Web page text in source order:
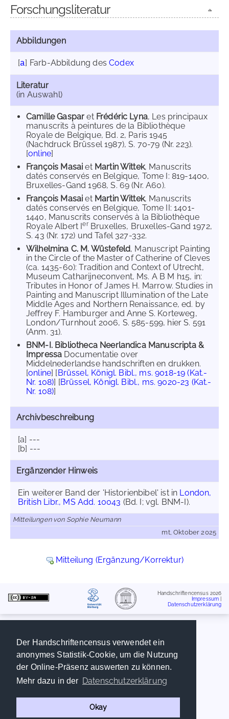
Der Handschriftencensus verwendet ein
anonymes Statistik-Cookie, um die Nutzung
der Online-Präsenz auswerten zu können.
Mehr dazu in der Datenschutzerklärung
Okay
Forschungsliteratur
Abbildungen
[a] Farb-Abbildung desCodex
Literatur
(in Auswahl)
Camille Gaspar et Frédéric Lyna, Les principaux
manuscrits à peintures de la Bibliothèque
Royale de Belgique, Bd. 2, Paris 1945
(Nachdruck Brüssel 1987), S. 70-79 (Nr. 223).
[online]
François Masai et Martin Wittek, Manuscrits
datés conservés en Belgique, Tome I: 819-1400,
Bruxelles-Gand 1968, S. 69 (Nr. A60).
François Masai et Martin Wittek, Manuscrits
datés conservés en Belgique, Tome II: 1401-
1440, Manuscrits conservés à la Bibliothèque
Royale Albert IerBruxelles, Bruxelles-Gand 1972,
S. 43 (Nr. 172) und Tafel 327-332.
Wilhelmina C. M. Wüstefeld, Manuscript Painting
in the Circle of the Master of Catherine of Cleves
(ca. 1435-60): Tradition and Context of Utrecht,
Museum Catharijneconvent, Ms. A B M h15, in:
Tributes in Honor of James H. Marrow. Studies in
Painting and Manuscript Illumination of the Late
Middle Ages and Northern Renaissance, ed. by
Jeffrey F. Hamburger and Anne S. Korteweg,
London/Turnhout 2006, S. 585-599, hier S. 591
(Anm. 31).
BNM-I. Bibliotheca Neerlandica Manuscripta &
Impressa Documentatie over
Middelnederlandse handschriften en drukken.
[online] [Brüssel, Königl. Bibl., ms. 9018-19 (Kat.-
Nr. 108)] [Brüssel, Königl. Bibl., ms. 9020-23 (Kat.-
Nr. 108)]
Archivbeschreibung
[a] ---
[b] ---
Ergänzender Hinweis
Ein weiterer Band der 'Historienbibel' ist in London,
British Libr., MS Add. 10043 (Bd. I; vgl. BNM-I).
Mitteilungen von Sophie Neumann
mt, Oktober 2025
Mitteilung (Ergänzung/Korrektur)
Handschriftencensus 2026
Impressum
Datenschutzerklärung